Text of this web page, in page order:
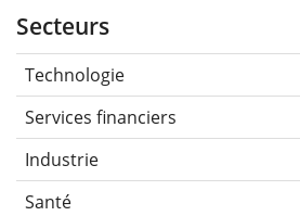
Secteurs
Technologie
Services financiers
Industrie
Santé